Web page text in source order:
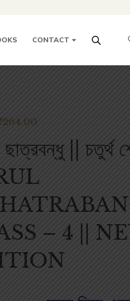
CONTACT
264.00
|| চতুর্থ
– 4 ||